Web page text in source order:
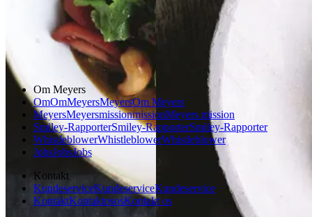
Vintermad
Asiatisk mad
Vintermad
Om Meyers
OmOmMeyersMeyersOm Meyers
MeyersMeyersmissionmissionMeyers mission
Smiley-RapporterSmiley-RapporterSmiley-Rapporter
WhistleblowerWhistleblowerWhistleblower
JobsJobsJobs
Kontakt
KundeserviceKundeserviceKundeservice
KontaktKontaktososKontakt os